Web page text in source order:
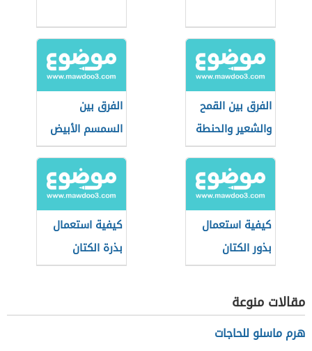
الفرق بين القمح
والشعير والحنطة
الفرق بين
السمسم الأبيض
والأسود
كيفية استعمال
بذور الكتان
لإنقاص الوزن
كيفية استعمال
بذرة الكتان
لإنقاص الوزن
مقالات منوعة
هرم ماسلو للحاجات